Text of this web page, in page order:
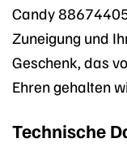
Candy
Zuneigung und
Geschenk, das
Ehren gehalten
Technische